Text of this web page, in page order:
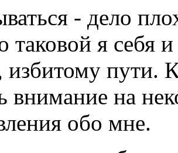
- дело
таковой я себя
избитому пути.
внимание на
обо мне.